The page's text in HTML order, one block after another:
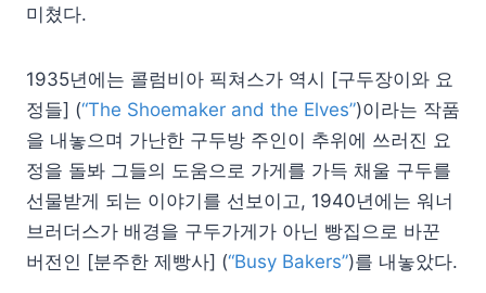
미쳤다.
1935년에는 콜럼비아 픽쳐스가 역시 [구두장이와 요
정들] (“The Shoemaker and the Elves”)이라는 작품
을 내놓으며 가난한 구두방 주인이 추위에 쓰러진 요
정을 돌봐 그들의 도움으로 가게를 가득 채울 구두를
선물받게 되는 이야기를 선보이고, 1940년에는 워너
브러더스가 배경을 구두가게가 아닌 빵집으로 바꾼
버전인 [분주한 제빵사] (“Busy Bakers”)를 내놓았다.